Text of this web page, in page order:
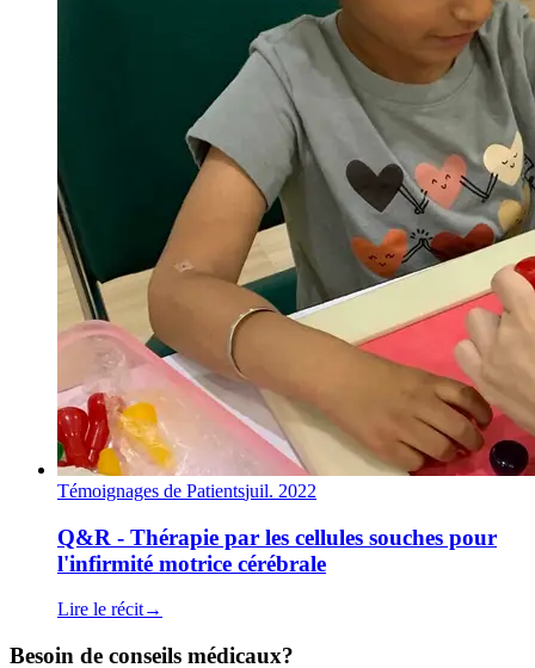
Témoignages de Patientsjuil. 2022
Q&R - Thérapie par les cellules souches pour
l'infirmité motrice cérébrale
Lire le récit→
Besoin de conseils médicaux?